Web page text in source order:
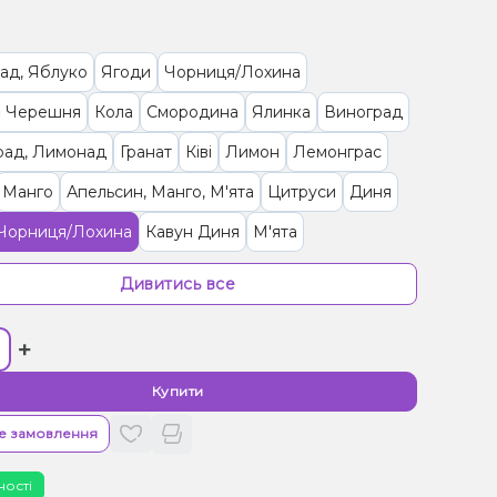
Яблуко Ягоди
Чорниця/Лохина
Черешня
Кола Смородина Ялинка
Виноград
Лимонад
Гранат Ківі Лимон
Лемонграс
Манго Апельсин, Манго, М'ята Цитруси
Диня
Лохина
Кавун Диня
М'ята
Пластівці
Апельсин, Лікер
Персик, Чай
Ананас, Кокос, Ром
Манго
Кавун, Смородина
Полуниця
Желе
Дивитись все
+
Купити
замовлення